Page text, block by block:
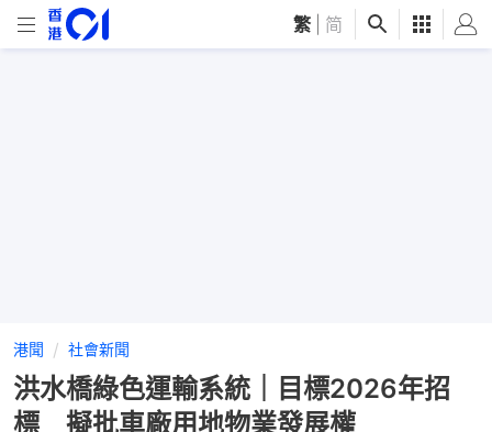
繁 简
港聞 社會新聞
洪水橋綠色運輸系統｜目標2026年招
標 擬批車廠用地物業發展權